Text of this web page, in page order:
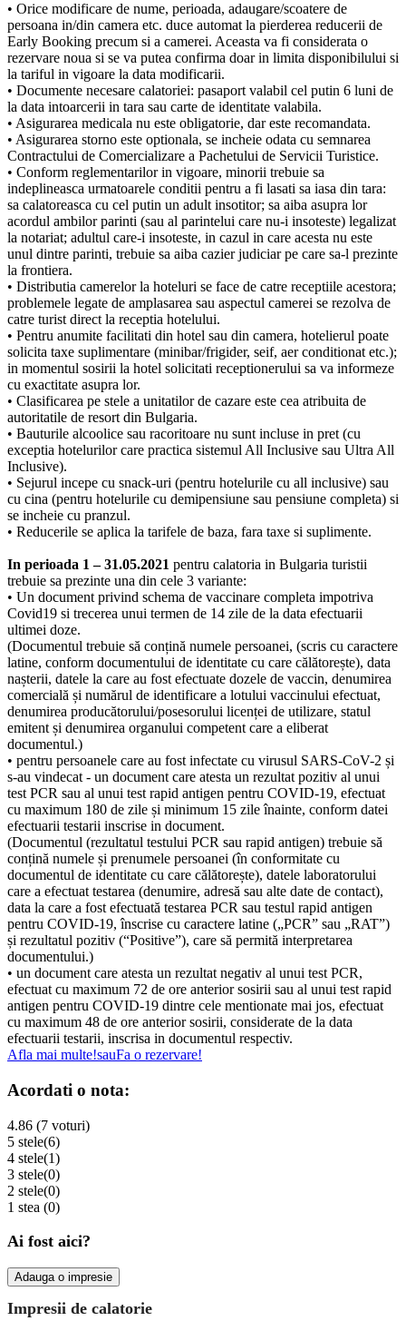
• Orice modificare de nume, perioada, adaugare/scoatere de
persoana in/din camera etc. duce automat la pierderea reducerii de
Early Booking precum si a camerei. Aceasta va fi considerata o
rezervare noua si se va putea confirma doar in limita disponibilului si
la tariful in vigoare la data modificarii.
• Documente necesare calatoriei: pasaport valabil cel putin 6 luni de
la data intoarcerii in tara sau carte de identitate valabila.
• Asigurarea medicala nu este obligatorie, dar este recomandata.
• Asigurarea storno este optionala, se incheie odata cu semnarea
Contractului de Comercializare a Pachetului de Servicii Turistice.
• Conform reglementarilor in vigoare, minorii trebuie sa
indeplineasca urmatoarele conditii pentru a fi lasati sa iasa din tara:
sa calatoreasca cu cel putin un adult insotitor; sa aiba asupra lor
acordul ambilor parinti (sau al parintelui care nu-i insoteste) legalizat
la notariat; adultul care-i insoteste, in cazul in care acesta nu este
unul dintre parinti, trebuie sa aiba cazier judiciar pe care sa-l prezinte
la frontiera.
• Distributia camerelor la hoteluri se face de catre receptiile acestora;
problemele legate de amplasarea sau aspectul camerei se rezolva de
catre turist direct la receptia hotelului.
• Pentru anumite facilitati din hotel sau din camera, hotelierul poate
solicita taxe suplimentare (minibar/frigider, seif, aer conditionat etc.);
in momentul sosirii la hotel solicitati receptionerului sa va informeze
cu exactitate asupra lor.
• Clasificarea pe stele a unitatilor de cazare este cea atribuita de
autoritatile de resort din Bulgaria.
• Bauturile alcoolice sau racoritoare nu sunt incluse in pret (cu
exceptia hotelurilor care practica sistemul All Inclusive sau Ultra All
Inclusive).
• Sejurul incepe cu snack-uri (pentru hotelurile cu all inclusive) sau
cu cina (pentru hotelurile cu demipensiune sau pensiune completa) si
se incheie cu pranzul.
• Reducerile se aplica la tarifele de baza, fara taxe si suplimente.
In perioada 1 – 31.05.2021 pentru calatoria in Bulgaria turistii
trebuie sa prezinte una din cele 3 variante:
• Un document privind schema de vaccinare completa impotriva
Covid19 si trecerea unui termen de 14 zile de la data efectuarii
ultimei doze.
(Documentul trebuie să conțină numele persoanei, (scris cu caractere
latine, conform documentului de identitate cu care călătorește), data
nașterii, datele la care au fost efectuate dozele de vaccin, denumirea
comercială și numărul de identificare a lotului vaccinului efectuat,
denumirea producătorului/posesorului licenței de utilizare, statul
emitent și denumirea organului competent care a eliberat
documentul.)
• pentru persoanele care au fost infectate cu virusul SARS-CoV-2 și
s-au vindecat - un document care atesta un rezultat pozitiv al unui
test PCR sau al unui test rapid antigen pentru COVID-19, efectuat
cu maximum 180 de zile și minimum 15 zile înainte, conform datei
efectuarii testarii inscrise in document.
(Documentul (rezultatul testului PCR sau rapid antigen) trebuie să
conțină numele și prenumele persoanei (în conformitate cu
documentul de identitate cu care călătorește), datele laboratorului
care a efectuat testarea (denumire, adresă sau alte date de contact),
data la care a fost efectuată testarea PCR sau testul rapid antigen
pentru COVID-19, înscrise cu caractere latine („PCR” sau „RAT”)
și rezultatul pozitiv (“Positive”), care să permită interpretarea
documentului.)
• un document care atesta un rezultat negativ al unui test PCR,
efectuat cu maximum 72 de ore anterior sosirii sau al unui test rapid
antigen pentru COVID-19 dintre cele mentionate mai jos, efectuat
cu maximum 48 de ore anterior sosirii, considerate de la data
efectuarii testarii, inscrisa in documentul respectiv.
Afla mai multe!sauFa o rezervare!
Acordati o nota:
4.86 (7 voturi)
5 stele(6)
4 stele(1)
3 stele(0)
2 stele(0)
1 stea (0)
Ai fost aici?
Adauga o impresie
Impresii de calatorie